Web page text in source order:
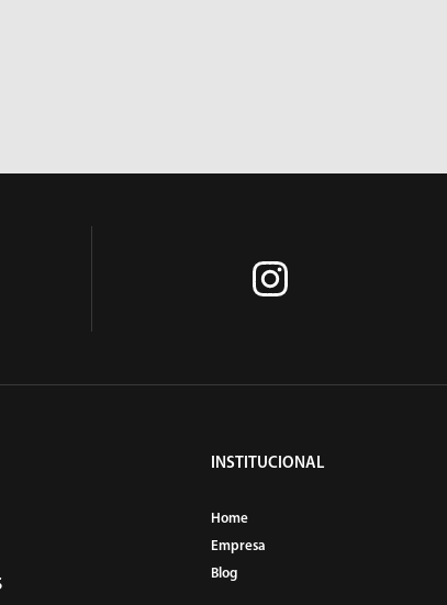
INSTITUCIONAL
Home
Empresa
Blog